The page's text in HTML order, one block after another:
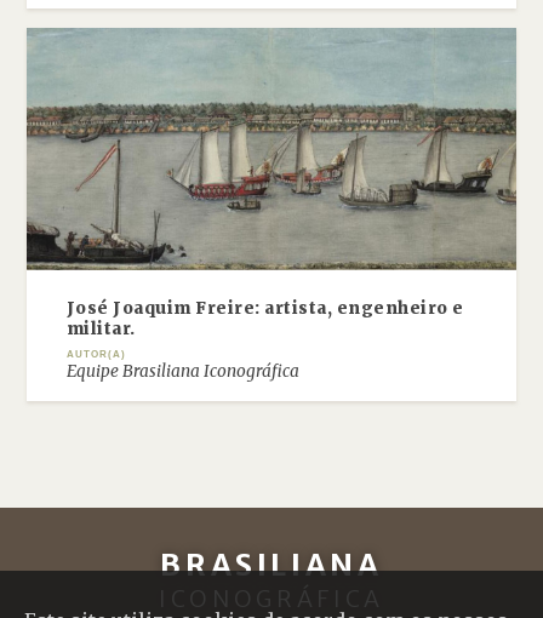
José Joaquim Freire: artista, engenheiro e
militar.
AUTOR(A)
Equipe Brasiliana Iconográfica
BRASILIANA
ICONOGRÁFICA